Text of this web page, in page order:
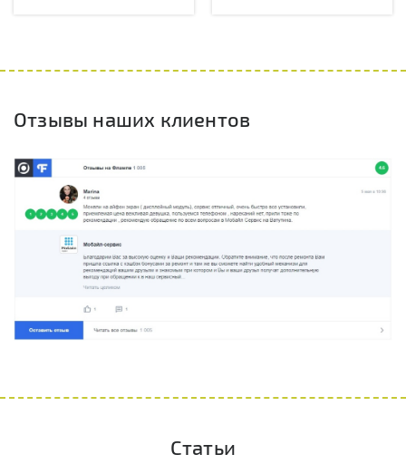
Отзывы наших клиентов
Статьи